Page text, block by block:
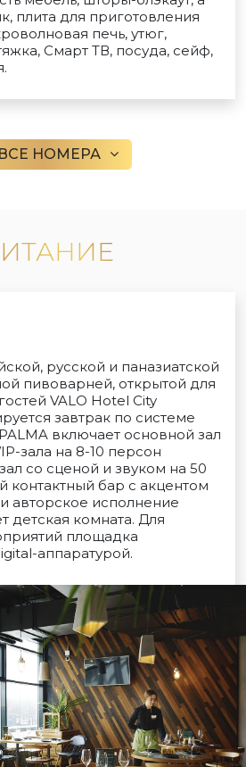
плита для приготовления
печь, утюг,
Смарт ТВ, посуда, сейф,
ВСЕ НОМЕРА
русской и паназиатской
пивоварней, открытой для
VALO Hotel City
завтрак по системе
включает основной зал
зала на 8-10 персон
со сценой и звуком на 50
контактный бар с акцентом
авторское исполнение
детская комната. Для
площадка
аппаратурой.